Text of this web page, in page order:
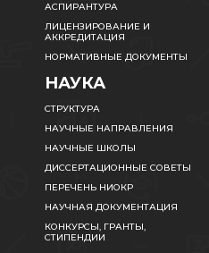
АСПИРАНТУРА
ЛИЦЕНЗИРОВАНИЕ И
АККРЕДИТАЦИЯ
НОРМАТИВНЫЕ ДОКУМЕНТЫ
НАУКА
СТРУКТУРА
НАУЧНЫЕ НАПРАВЛЕНИЯ
НАУЧНЫЕ ШКОЛЫ
ДИССЕРТАЦИОННЫЕ СОВЕТЫ
ПЕРЕЧЕНЬ НИОКР
НАУЧНАЯ ДОКУМЕНТАЦИЯ
КОНКУРСЫ, ГРАНТЫ,
СТИПЕНДИИ